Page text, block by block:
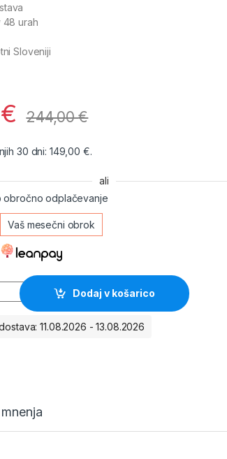
48 urah
Sloveniji
€ 244,00€
30 dni: 149,00 €.
ali
obročno odplačevanje
Vaš mesečni obrok
SILVER dynamic 12V 100Ah 830A H3 količina
Dodaj v košarico
11.08.2026 - 13.08.2026